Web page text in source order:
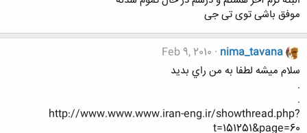
موفق باشی توی تی جی
nima_tavana
Feb 9, 2010
سلام ميشه لطفا به من راي بديد
.
.
http://www.www.www.iran-eng.ir/showthread.php?
t=151251&page=60